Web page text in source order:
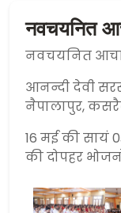
नवचयनित
नवचयनित
आनन्दी देवी
नैपालापुर,
16 मई की सायं
की दोपहर